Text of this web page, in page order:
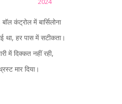
कंट्रोल में बार्सिलोना
था, हर पास में सटीकता।
में दिक्कत नहीं रही,
मार दिया।